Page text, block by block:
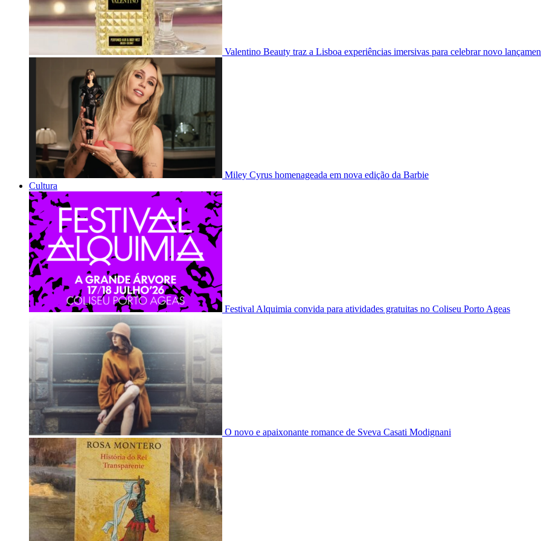
Valentino Beauty traz a Lisboa experiências imersivas para celebrar novo
Miley Cyrus homenageada em nova edição da Barbie
Cultura
Festival Alquimia convida para atividades gratuitas no Coliseu Porto Ageas
O novo e apaixonante romance de Sveva Casati Modignani